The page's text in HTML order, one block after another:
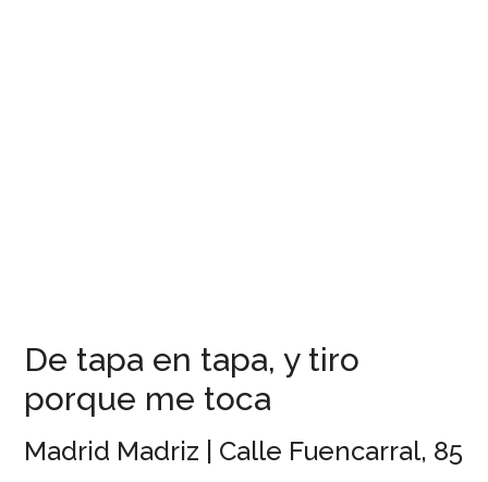
De tapa en tapa, y tiro
porque me toca
Madrid Madriz | Calle Fuencarral, 85